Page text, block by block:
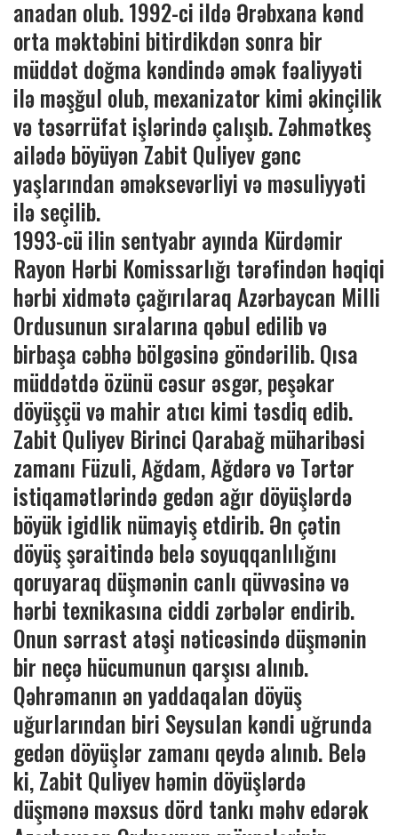
anadan olub. 1992-ci ildə Ərəbxana kənd
orta məktəbini bitirdikdən sonra bir
müddət doğma kəndində əmək fəaliyyəti
ilə məşğul olub, mexanizator kimi əkinçilik
və təsərrüfat işlərində çalışıb. Zəhmətkeş
ailədə böyüyən Zabit Quliyev gənc
yaşlarından əməksevərliyi və məsuliyyəti
ilə seçilib.
1993-cü ilin sentyabr ayında Kürdəmir
Rayon Hərbi Komissarlığı tərəfindən həqiqi
hərbi xidmətə çağırılaraq Azərbaycan Milli
Ordusunun sıralarına qəbul edilib və
birbaşa cəbhə bölgəsinə göndərilib. Qısa
müddətdə özünü cəsur əsgər, peşəkar
döyüşçü və mahir atıcı kimi təsdiq edib.
Zabit Quliyev Birinci Qarabağ müharibəsi
zamanı Füzuli, Ağdam, Ağdərə və Tərtər
istiqamətlərində gedən ağır döyüşlərdə
böyük igidlik nümayiş etdirib. Ən çətin
döyüş şəraitində belə soyuqqanlılığını
qoruyaraq düşmənin canlı qüvvəsinə və
hərbi texnikasına ciddi zərbələr endirib.
Onun sərrast atəşi nəticəsində düşmənin
bir neçə hücumunun qarşısı alınıb.
Qəhrəmanın ən yaddaqalan döyüş
uğurlarından biri Seysulan kəndi uğrunda
gedən döyüşlər zamanı qeydə alınıb. Belə
ki, Zabit Quliyev həmin döyüşlərdə
düşmənə məxsus dörd tankı məhv edərək